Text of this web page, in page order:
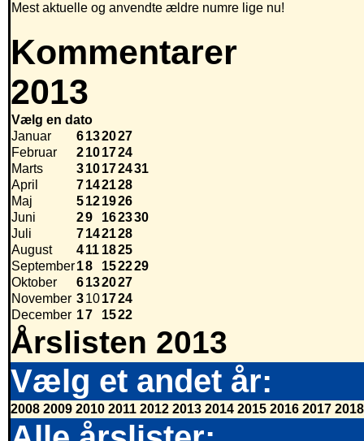
Mest aktuelle og anvendte ældre numre lige nu!
Kommentarer
2013
Vælg en dato
Januar
6132027
Februar
2101724
Marts
310172431
April
7142128
Maj
5121926
Juni
29 162330
Juli
7142128
August
411 1825
September18 152229
Oktober
6132027
November 3101724
December 17 1522
Årslisten 2013
Vælg et andet år:
2008 2009 2010 2011 2012 2013 2014 2015 2016 2017 2018